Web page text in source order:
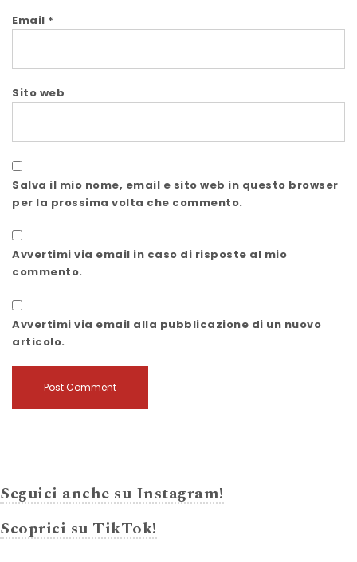
Email *
Sito web
Salva il mio nome, email e sito web in questo browser
per la prossima volta che commento.
Avvertimi via email in caso di risposte al mio
commento.
Avvertimi via email alla pubblicazione di un nuovo
articolo.
Seguici anche su Instagram!
Scoprici su TikTok!